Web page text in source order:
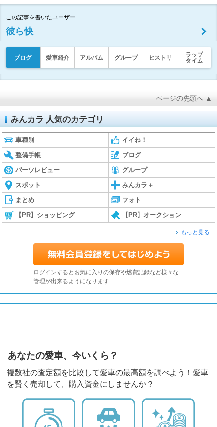
この記事を書いたユーザー
彼ら快
ブログ 愛車紹介 アルバム グループ ヒストリ
ラップ
タイム
ページの先頭へ ▲
みんカラ 人気のカテゴリ
車種別 イイね！
整備手帳 ブログ
パーツレビュー グループ
スポット みんカラ＋
まとめ フォト
【PR】ショッピング 【PR】オークション
もっと見る
ログインするとお気に入りの保存や燃費記録など様々な
管理が出来るようになります
あなたの愛車、今いくら？
複数社の査定額を比較して愛車の最高額を調べよう！愛車
を賢く売却して、購入資金にしませんか？